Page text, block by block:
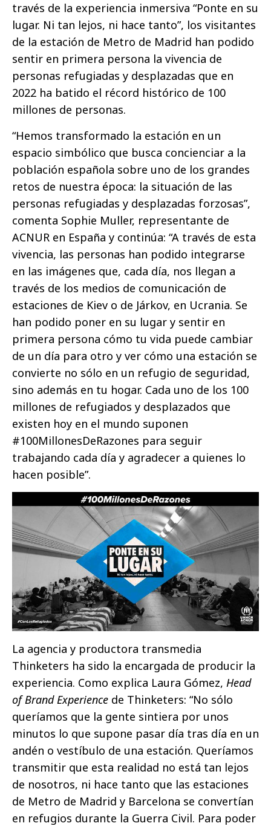
través de la experiencia inmersiva “Ponte en su
lugar. Ni tan lejos, ni hace tanto”, los visitantes
de la estación de Metro de Madrid han podido
sentir en primera persona la vivencia de
personas refugiadas y desplazadas que en
2022 ha batido el récord histórico de 100
millones de personas.
“Hemos transformado la estación en un
espacio simbólico que busca concienciar a la
población española sobre uno de los grandes
retos de nuestra época: la situación de las
personas refugiadas y desplazadas forzosas”,
comenta Sophie Muller, representante de
ACNUR en España y continúa: “A través de esta
vivencia, las personas han podido integrarse
en las imágenes que, cada día, nos llegan a
través de los medios de comunicación de
estaciones de Kiev o de Járkov, en Ucrania. Se
han podido poner en su lugar y sentir en
primera persona cómo tu vida puede cambiar
de un día para otro y ver cómo una estación se
convierte no sólo en un refugio de seguridad,
sino además en tu hogar. Cada uno de los 100
millones de refugiados y desplazados que
existen hoy en el mundo suponen
#100MillonesDeRazones para seguir
trabajando cada día y agradecer a quienes lo
hacen posible”.
La agencia y productora transmedia
Thinketers ha sido la encargada de producir la
experiencia. Como explica Laura Gómez, Head
of Brand Experience de Thinketers: “No sólo
queríamos que la gente sintiera por unos
minutos lo que supone pasar día tras día en un
andén o vestíbulo de una estación. Queríamos
transmitir que esta realidad no está tan lejos
de nosotros, ni hace tanto que las estaciones
de Metro de Madrid y Barcelona se convertían
en refugios durante la Guerra Civil. Para poder